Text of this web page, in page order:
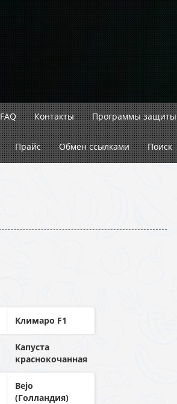
FAQ Контакты Программы защиты
Прайс Обмен ссылками Поиск
Климаро F1
Капуста
краснокочанная
Bejo
(Голландия)